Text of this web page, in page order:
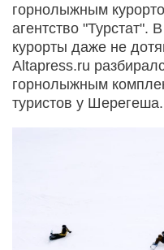
горнолыжным
агентство "Турстат".
курорты даже не
Altapress.ru
горнолыжным
туристов у Шерегеша.